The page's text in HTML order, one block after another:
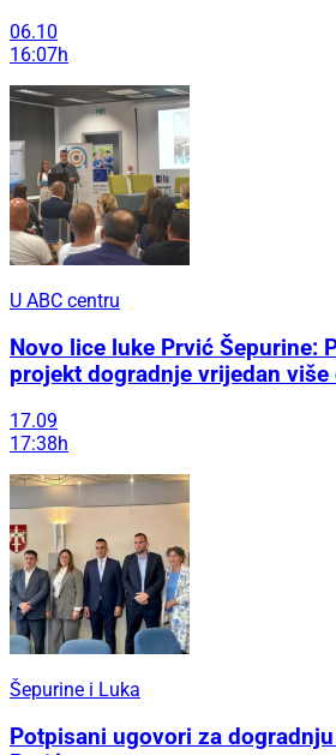
06.10
16:07h
U ABC centru
Novo lice luke Prvić Šepurine:
projekt dogradnje vrijedan
17.09
17:38h
Šepurine i Luka
Potpisani ugovori za